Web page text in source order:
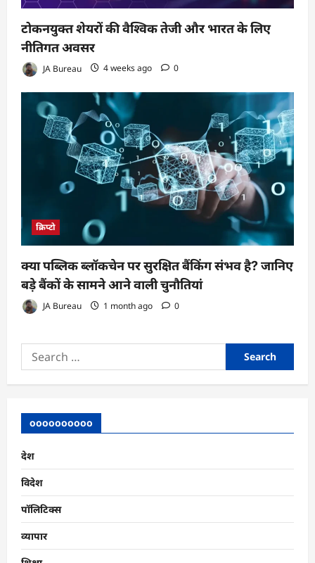
टोकनयुक्त शेयरों की वैश्विक तेजी और भारत के लिए
नीतिगत अवसर
JA Bureau 4 weeks ago 0
क्रिप्टो
क्या पब्लिक ब्लॉकचेन पर सुरक्षित बैंकिंग संभव है? जानिए
बड़े बैंकों के सामने आने वाली चुनौतियां
JA Bureau 1 month ago 0
Search
for:
oooooooooo
देश
विदेश
पॉलिटिक्स
व्यापार